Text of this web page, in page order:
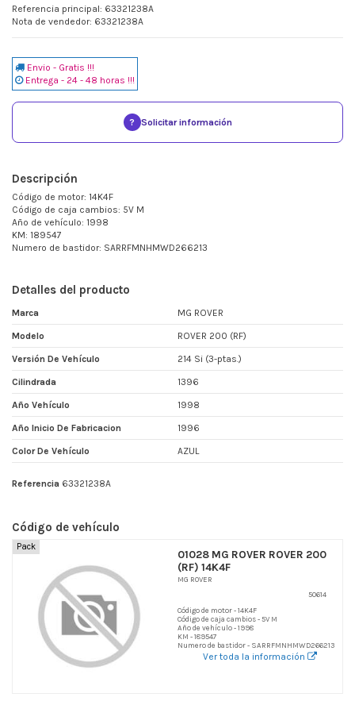
Referencia principal: 63321238A
Nota de vendedor: 63321238A
Envio - Gratis !!!
Entrega - 24 - 48 horas !!!
? Solicitar información
Descripción
Código de motor: 14K4F
Código de caja cambios: 5V M
Año de vehículo: 1998
KM: 189547
Numero de bastidor: SARRFMNHMWD266213
Detalles del producto
Marca MG ROVER
Modelo ROVER 200 (RF)
Versión De Vehículo 214 Si (3-ptas.)
Cilindrada 1396
Año Vehículo 1998
Año Inicio De Fabricacion 1996
Color De Vehículo AZUL
Referencia 63321238A
Código de vehículo
Pack
01028 MG ROVER ROVER 200
(RF) 14K4F
MG ROVER
50614
Código de motor - 14K4F
Código de caja cambios - 5V M
Año de vehículo - 1998
KM - 189547
Numero de bastidor - SARRFMNHMWD266213
Ver toda la información